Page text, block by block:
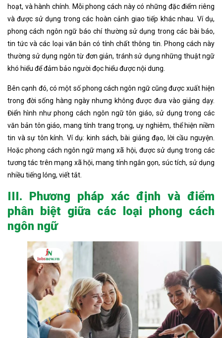
hoạt, và hành chính. Mỗi phong cách này có những đặc điểm riêng
và được sử dụng trong các hoàn cảnh giao tiếp khác nhau. Ví dụ,
phong cách ngôn ngữ báo chí thường sử dụng trong các bài báo,
tin tức và các loại văn bản có tính chất thông tin. Phong cách này
thường sử dụng ngôn từ đơn giản, tránh sử dụng những thuật ngữ
khó hiểu để đảm bảo người đọc hiểu được nội dung.
Bên cạnh đó, có một số phong cách ngôn ngữ cũng được xuất hiện
trong đời sống hàng ngày nhưng không được đưa vào giảng dạy.
Điển hình như phong cách ngôn ngữ tôn giáo, sử dụng trong các
văn bản tôn giáo, mang tính trang trọng, uy nghiêm, thể hiện niềm
tin và sự tôn kính. Ví dụ: kinh sách, bài giảng đạo, lời cầu nguyện.
Hoặc phong cách ngôn ngữ mạng xã hội, được sử dụng trong các
tương tác trên mạng xã hội, mang tính ngắn gọn, súc tích, sử dụng
nhiều tiếng lóng, viết tắt.
III. Phương pháp xác định và điểm
phân biệt giữa các loại phong cách
ngôn ngữ